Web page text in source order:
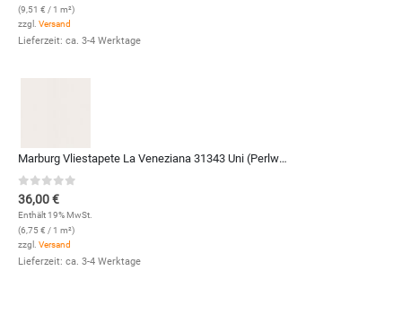
(9,51 € / 1 m²)
zzgl. Versand
Lieferzeit: ca. 3-4 Werktage
Marburg Vliestapete La Veneziana 31343 Uni (Perlweiß)
0out of 5
36,00€
Enthält 19% MwSt.
(6,75€ / 1 m²)
zzgl. Versand
Lieferzeit: ca. 3-4 Werktage